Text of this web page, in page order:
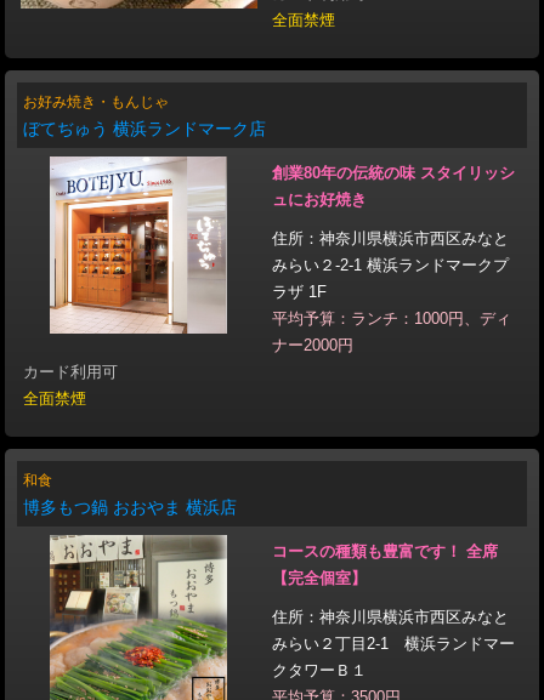
全面禁煙
お好み焼き・もんじゃ
ぼてぢゅう 横浜ランドマーク店
創業80年の伝統の味 スタイリッシ
ュにお好焼き
住所：神奈川県横浜市西区みなと
みらい２-2-1 横浜ランドマークプ
ラザ 1F
平均予算：ランチ：1000円、ディ
ナー2000円
カード利用可
全面禁煙
和食
博多もつ鍋 おおやま 横浜店
コースの種類も豊富です！ 全席
【完全個室】
住所：神奈川県横浜市西区みなと
みらい２丁目2-1 横浜ランドマー
クタワーＢ１